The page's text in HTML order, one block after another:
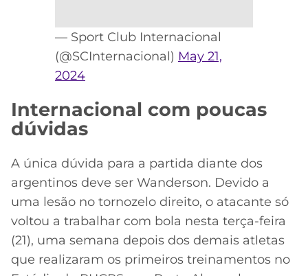
— Sport Club Internacional
(@SCInternacional) May 21,
2024
Internacional com poucas
dúvidas
A única dúvida para a partida diante dos
argentinos deve ser Wanderson. Devido a
uma lesão no tornozelo direito, o atacante só
voltou a trabalhar com bola nesta terça-feira
(21), uma semana depois dos demais atletas
que realizaram os primeiros treinamentos no